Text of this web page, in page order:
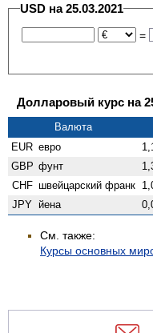
USD на 25.03.2021
=
Долларовый курс на
Валюта
EUR евро
GBP фунт
CHF швейцарский франк
JPY йена
См. также:
Курсы основных